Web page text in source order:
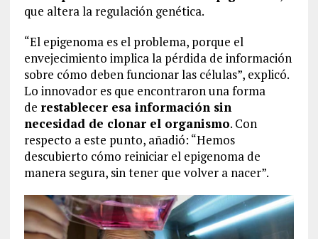
que altera la regulación genética.
“El epigenoma es el problema, porque el
envejecimiento implica la pérdida de información
sobre cómo deben funcionar las células”, explicó.
Lo innovador es que encontraron una forma
de restablecer esa información sin
necesidad de clonar el organismo. Con
respecto a este punto, añadió: “Hemos
descubierto cómo reiniciar el epigenoma de
manera segura, sin tener que volver a nacer”.